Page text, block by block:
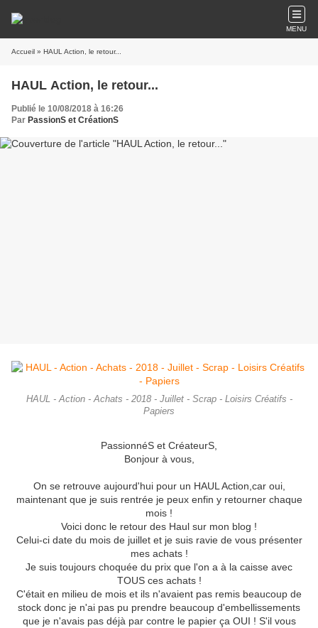
MENU
Accueil » HAUL Action, le retour...
HAUL Action, le retour...
Publié le 10/08/2018 à 16:26
Par PassionS et CréationS
HAUL - Action - Achats - 2018 - Juillet - Scrap - Loisirs Créatifs -
Papiers
PassionnéS et CréateurS,
Bonjour à vous,
On se retrouve aujourd'hui pour un HAUL Action,car oui,
maintenant que je suis rentrée je peux enfin y retourner chaque
mois !
Voici donc le retour des Haul sur mon blog !
Celui-ci date du mois de juillet et je suis ravie de vous présenter
mes achats !
Je suis toujours choquée du prix que l'on a à la caisse avec
TOUS ces achats !
C'était en milieu de mois et ils n'avaient pas remis beaucoup de
stock donc je n'ai pas pu prendre beaucoup d'embellissements
que je n'avais pas déjà par contre le papier ça OUI ! S'il vous